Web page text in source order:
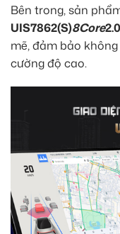
Bên trong, sản
UIS7862(S)8Core
mẽ, đảm bảo
cường độ cao.